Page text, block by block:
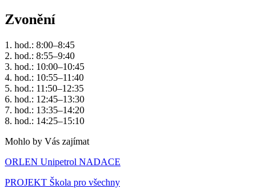
Zvonění
1. hod.: 8:00–8:45
2. hod.: 8:55–9:40
3. hod.: 10:00–10:45
4. hod.: 10:55–11:40
5. hod.: 11:50–12:35
6. hod.: 12:45–13:30
7. hod.: 13:35–14:20
8. hod.: 14:25–15:10
Mohlo by Vás zajímat
ORLEN Unipetrol NADACE
PROJEKT Škola pro všechny